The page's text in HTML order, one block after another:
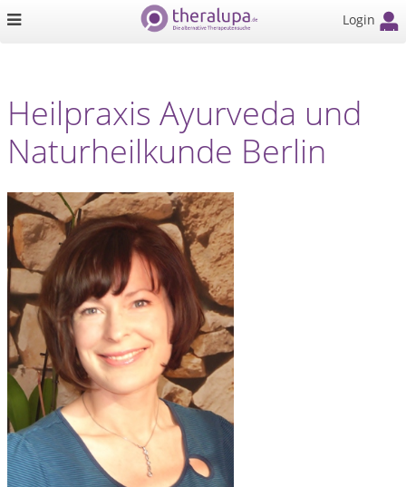
Login
Heilpraxis Ayurveda und
Naturheilkunde Berlin